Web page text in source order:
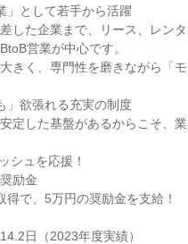
」として若手から活躍
した企業まで、リース、レン
営業が中心です。
きく、専門性を磨きながら「
」欲張れる充実の制度
定した基盤があるからこそ、
シュを応援！
励金
で、5万円の奨励金を支給！
日（2023年度実績）